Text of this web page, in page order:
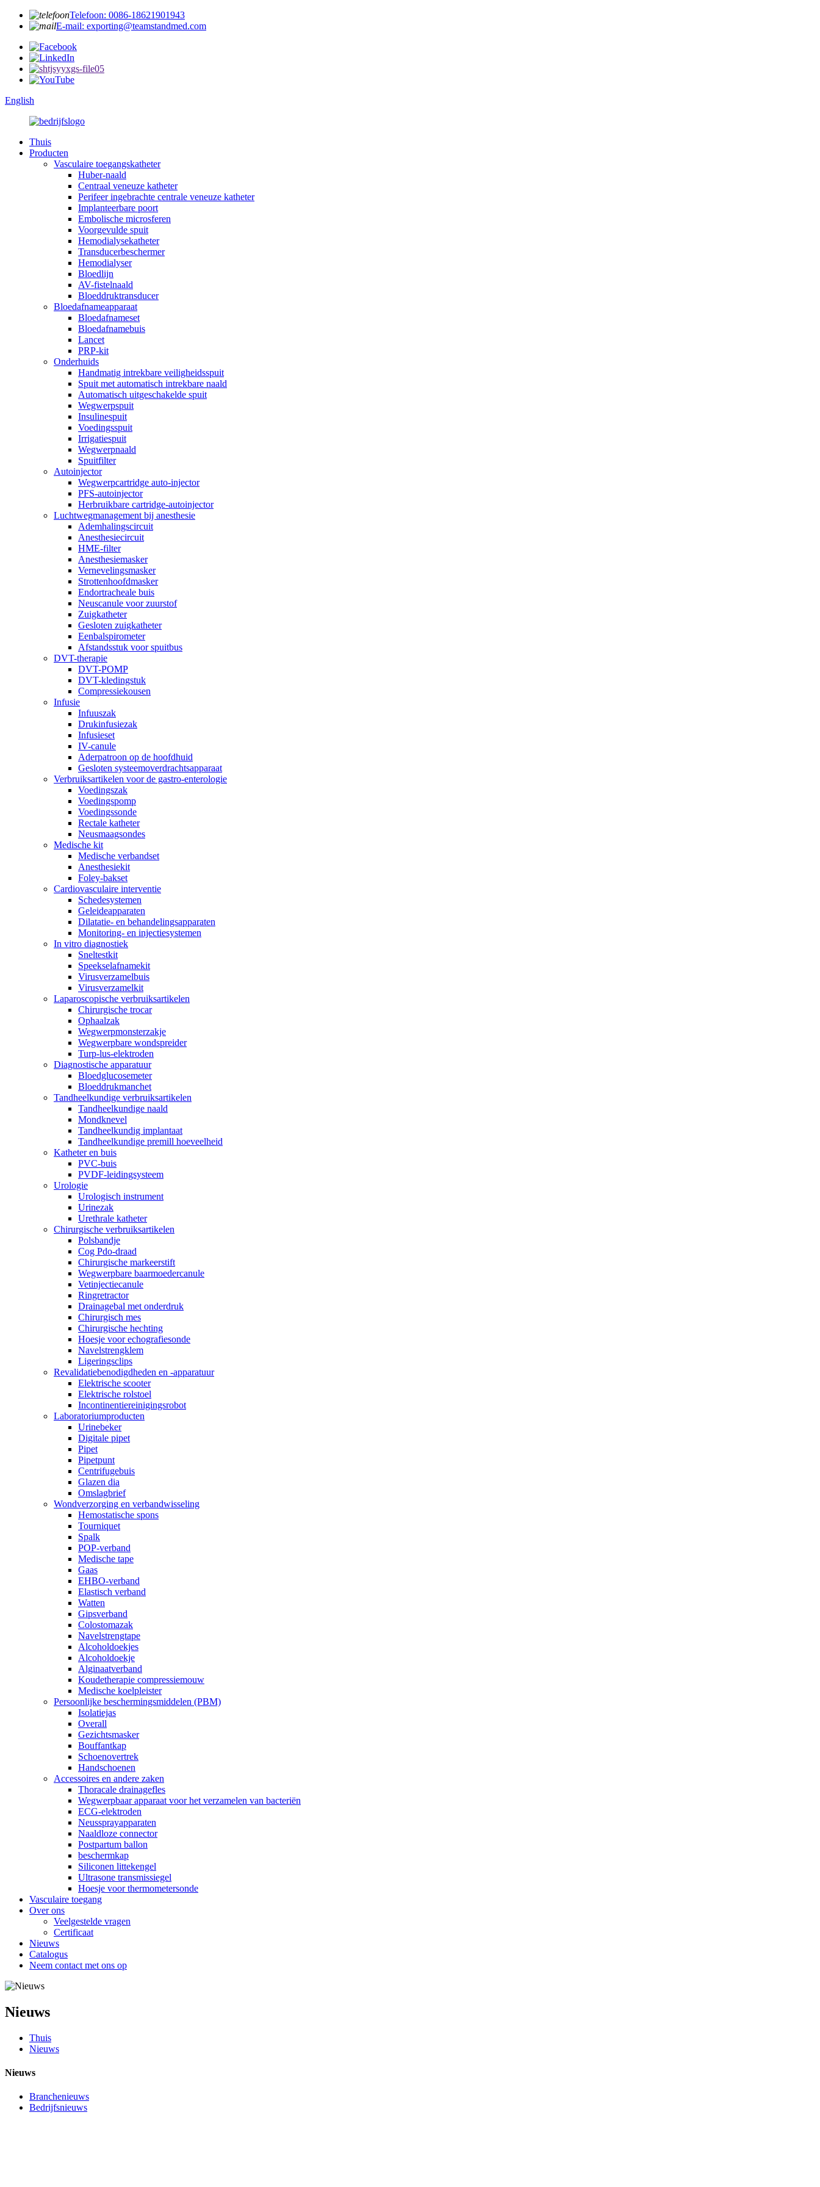
Telefoon: 0086-18621901943
E-mail: exporting@teamstandmed.com
English
Thuis
Producten
Vasculaire toegangskatheter
Huber-naald
Centraal veneuze katheter
Perifeer ingebrachte centrale veneuze katheter
Implanteerbare poort
Embolische microsferen
Voorgevulde spuit
Hemodialysekatheter
Transducerbeschermer
Hemodialyser
Bloedlijn
AV-fistelnaald
Bloeddruktransducer
Bloedafnameapparaat
Bloedafnameset
Bloedafnamebuis
Lancet
PRP-kit
Onderhuids
Handmatig intrekbare veiligheidsspuit
Spuit met automatisch intrekbare naald
Automatisch uitgeschakelde spuit
Wegwerpspuit
Insulinespuit
Voedingsspuit
Irrigatiespuit
Wegwerpnaald
Spuitfilter
Autoinjector
Wegwerpcartridge auto-injector
PFS-autoinjector
Herbruikbare cartridge-autoinjector
Luchtwegmanagement bij anesthesie
Ademhalingscircuit
Anesthesiecircuit
HME-filter
Anesthesiemasker
Vernevelingsmasker
Strottenhoofdmasker
Endortracheale buis
Neuscanule voor zuurstof
Zuigkatheter
Gesloten zuigkatheter
Eenbalspirometer
Afstandsstuk voor spuitbus
DVT-therapie
DVT-POMP
DVT-kledingstuk
Compressiekousen
Infusie
Infuuszak
Drukinfusiezak
Infusieset
IV-canule
Aderpatroon op de hoofdhuid
Gesloten systeemoverdrachtsapparaat
Verbruiksartikelen voor de gastro-enterologie
Voedingszak
Voedingspomp
Voedingssonde
Rectale katheter
Neusmaagsondes
Medische kit
Medische verbandset
Anesthesiekit
Foley-bakset
Cardiovasculaire interventie
Schedesystemen
Geleideapparaten
Dilatatie- en behandelingsapparaten
Monitoring- en injectiesystemen
In vitro diagnostiek
Sneltestkit
Speekselafnamekit
Virusverzamelbuis
Virusverzamelkit
Laparoscopische verbruiksartikelen
Chirurgische trocar
Ophaalzak
Wegwerpmonsterzakje
Wegwerpbare wondspreider
Turp-lus-elektroden
Diagnostische apparatuur
Bloedglucosemeter
Bloeddrukmanchet
Tandheelkundige verbruiksartikelen
Tandheelkundige naald
Mondknevel
Tandheelkundig implantaat
Tandheelkundige premill hoeveelheid
Katheter en buis
PVC-buis
PVDF-leidingsysteem
Urologie
Urologisch instrument
Urinezak
Urethrale katheter
Chirurgische verbruiksartikelen
Polsbandje
Cog Pdo-draad
Chirurgische markeerstift
Wegwerpbare baarmoedercanule
Vetinjectiecanule
Ringretractor
Drainagebal met onderdruk
Chirurgisch mes
Chirurgische hechting
Hoesje voor echografiesonde
Navelstrengklem
Ligeringsclips
Revalidatiebenodigdheden en -apparatuur
Elektrische scooter
Elektrische rolstoel
Incontinentiereinigingsrobot
Laboratoriumproducten
Urinebeker
Digitale pipet
Pipet
Pipetpunt
Centrifugebuis
Glazen dia
Omslagbrief
Wondverzorging en verbandwisseling
Hemostatische spons
Tourniquet
Spalk
POP-verband
Medische tape
Gaas
EHBO-verband
Elastisch verband
Watten
Gipsverband
Colostomazak
Navelstrengtape
Alcoholdoekjes
Alcoholdoekje
Alginaatverband
Koudetherapie compressiemouw
Medische koelpleister
Persoonlijke beschermingsmiddelen (PBM)
Isolatiejas
Overall
Gezichtsmasker
Bouffantkap
Schoenovertrek
Handschoenen
Accessoires en andere zaken
Thoracale drainagefles
Wegwerpbaar apparaat voor het verzamelen van bacteriën
ECG-elektroden
Neussprayapparaten
Naaldloze connector
Postpartum ballon
beschermkap
Siliconen littekengel
Ultrasone transmissiegel
Hoesje voor thermometersonde
Vasculaire toegang
Over ons
Veelgestelde vragen
Certificaat
Nieuws
Catalogus
Neem contact met ons op
Nieuws
Thuis
Nieuws
Nieuws
Branchenieuws
Bedrijfsnieuws